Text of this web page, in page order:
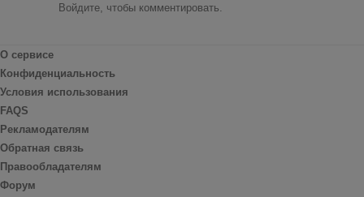
Войдите, чтобы комментировать.
О сервисе
Конфиденциальность
Условия использования
FAQS
Рекламодателям
Обратная связь
Правообладателям
Форум